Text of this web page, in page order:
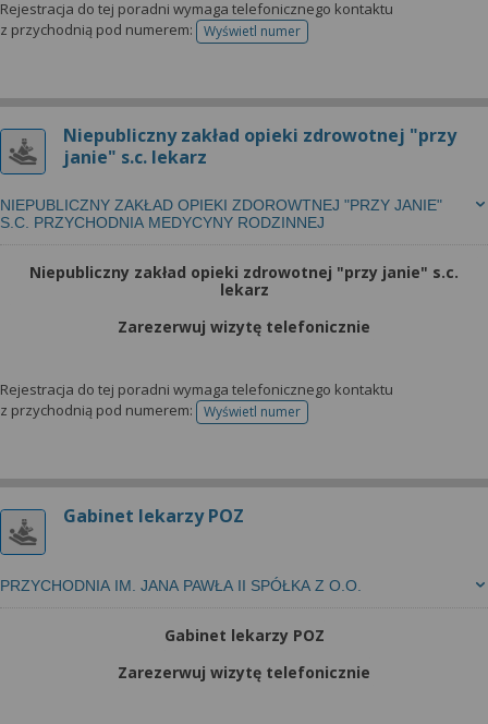
Rejestracja do tej poradni wymaga telefonicznego kontaktu
z przychodnią pod numerem:
Wyświetl numertelefonu do rejestracji
Niepubliczny zakład opieki zdrowotnej "przy
janie" s.c. lekarz
NIEPUBLICZNY ZAKŁAD OPIEKI ZDOROWTNEJ "PRZY JANIE"
S.C. PRZYCHODNIA MEDYCYNY RODZINNEJ
Niepubliczny zakład opieki zdrowotnej "przy janie" s.c.
lekarz
Zarezerwuj wizytę telefonicznie
Rejestracja do tej poradni wymaga telefonicznego kontaktu
z przychodnią pod numerem:
Wyświetl numertelefonu do rejestracji
Gabinet lekarzy POZ
PRZYCHODNIA IM. JANA PAWŁA II SPÓŁKA Z O.O.
Gabinet lekarzy POZ
Zarezerwuj wizytę telefonicznie